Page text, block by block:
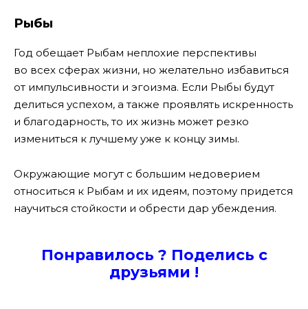
Рыбы
Год обещает Рыбам неплохие перспективы
во всех сферах жизни, но желательно избавиться
от импульсивности и эгоизма. Если Рыбы будут
делиться успехом, а также проявлять искренность
и благодарность, то их жизнь может резко
измениться к лучшему уже к концу зимы.
Окружающие могут с большим недоверием
относиться к Рыбам и их идеям, поэтому придется
научиться стойкости и обрести дар убеждения.
Понравилось ? Поделись с
друзьями !